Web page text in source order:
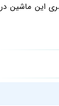
این ماشین در